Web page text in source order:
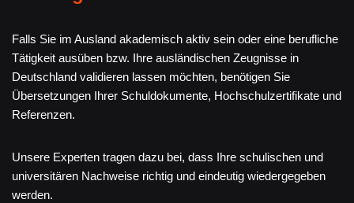
Falls Sie im Ausland akademisch aktiv sein oder eine berufliche
Tätigkeit ausüben bzw. Ihre ausländischen Zeugnisse in
Deutschland validieren lassen möchten, benötigen Sie
Übersetzungen Ihrer Schuldokumente, Hochschulzertifikate und
Referenzen.
Unsere Experten tragen dazu bei, dass Ihre schulischen und
universitären Nachweise richtig und eindeutig wiedergegeben
werden.